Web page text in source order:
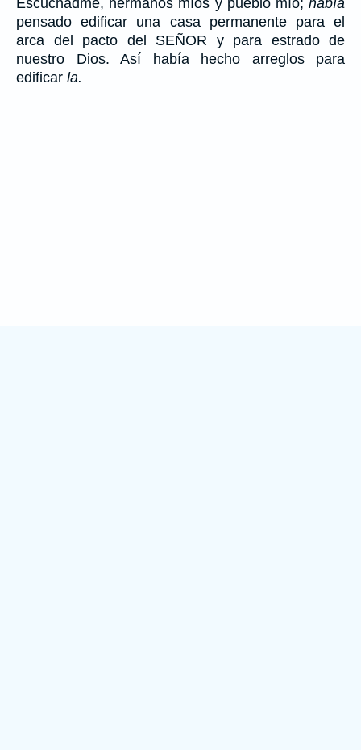
Escuchadme, hermanos míos y pueblo mío; había
pensado edificar una casa permanente para el
arca del pacto del SEÑOR y para estrado de
nuestro Dios. Así había hecho arreglos para
edificar la.